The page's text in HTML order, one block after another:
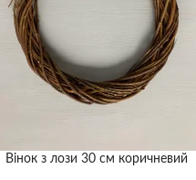
Вінок з лози 30 см коричневий